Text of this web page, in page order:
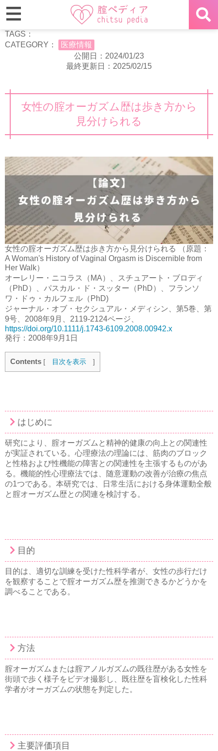
TAGS：
CATEGORY：
医療情報
公開日：2024/01/23
最終更新日：2025/02/15
女性の腟オーガズム歴は歩き方から
見分けられる
女性の腟オーガズム歴は歩き方から見分けられる （原題：
A Woman's History of Vaginal Orgasm is Discernible from
Her Walk）
オーレリー・ニコラス（MA）、スチュアート・ブロディ
（PhD）、パスカル・ド・スッター（PhD）、フランソ
ワ・ドゥ・カルフェル（PhD)
ジャーナル・オブ・セクシュアル・メディシン、第5巻、第
9号、2008年9月、2119-2124ページ、
https://doi.org/10.1111/j.1743-6109.2008.00942.x
発行：2008年9月1日
Contents [ 目次を表示 ]
はじめに
研究により、腟オーガズムと精神的健康の向上との関連性
が実証されている。心理療法の理論には、筋肉のブロック
と性格および性機能の障害との関連性を主張するものがあ
る。機能的性心理療法では、随意運動の改善が治療の焦点
の1つである。本研究では、日常生活における身体運動全般
と腟オーガズム歴との関連を検討する。
目的
目的は、適切な訓練を受けた性科学者が、女性の歩行だけ
を観察することで腟オーガズム歴を推測できるかどうかを
調べることである。
方法
腟オーガズムまたは腟アノルガズムの既往歴がある女性を
街頭で歩く様子をビデオ撮影し、既往歴を盲検化した性科
学者がオーガズムの状態を判定した。
主要評価項目